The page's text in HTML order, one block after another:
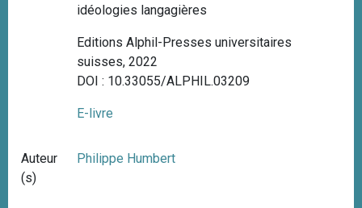
idéologies langagières
Editions Alphil-Presses universitaires
suisses, 2022
DOI : 10.33055/ALPHIL.03209
E-livre
Auteur
(s)
Philippe Humbert